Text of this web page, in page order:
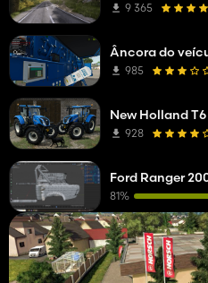
9 365
Âncora do
985
New Holland T6
928
Ford Ranger
81%